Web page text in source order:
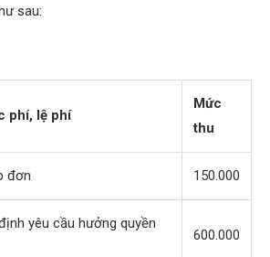
sau:
phí, lệ phí
Mức
thu
đơn 150.000
yêu cầu hưởng quyền
600.000